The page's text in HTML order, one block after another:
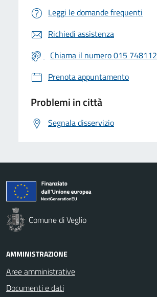
Leggi le domande frequenti
Richiedi assistenza
Chiama il numero 015 748112
Prenota appuntamento
Problemi in città
Segnala disservizio
Comune di Veglio
AMMINISTRAZIONE
Aree amministrative
Documenti e dati